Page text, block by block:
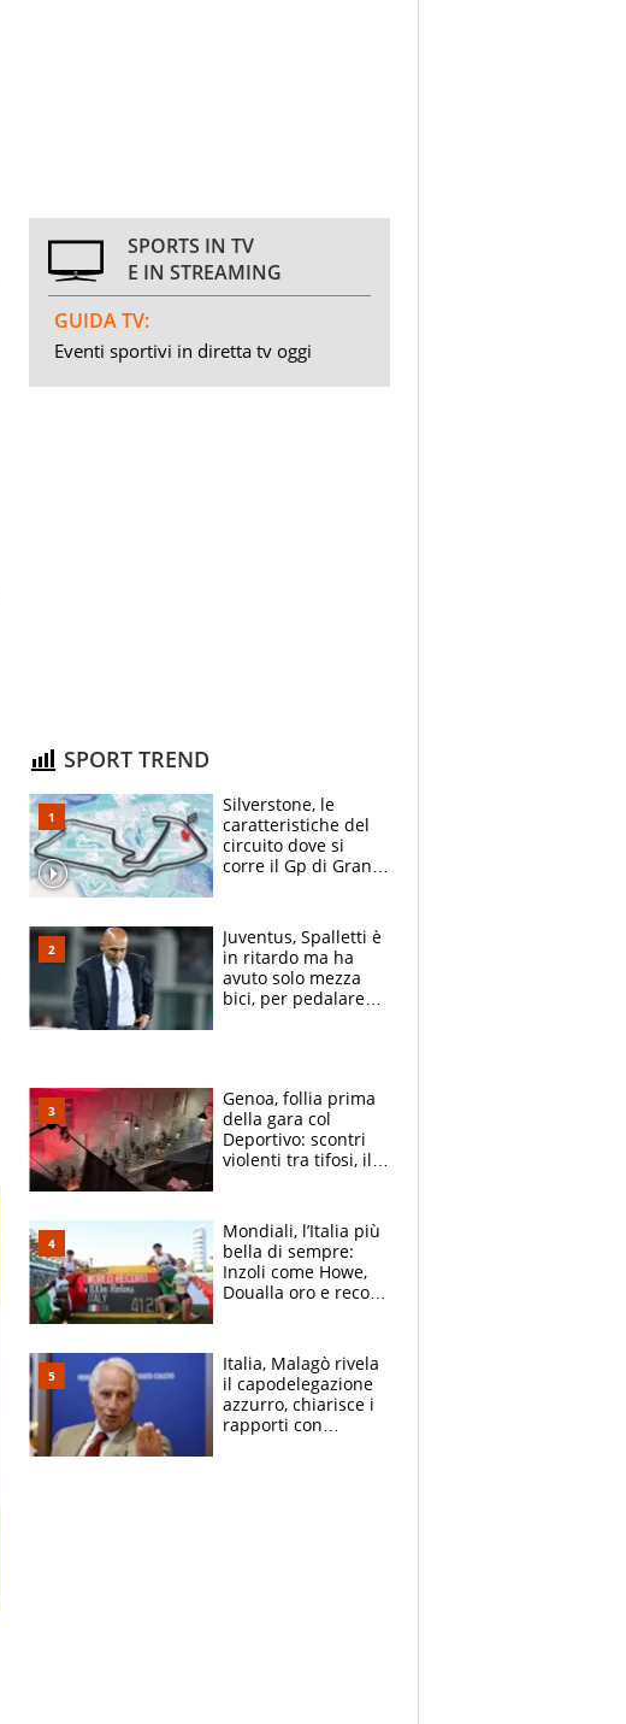
SPORTS IN TV
E IN STREAMING
GUIDA TV:
Eventi sportivi in diretta tv oggi
SPORT TREND
Silverstone, le
caratteristiche del
circuito dove si
corre il Gp di Gran
Juventus, Spalletti è
in ritardo ma ha
avuto solo mezza
bici, per pedalare
Genoa, follia prima
della gara col
Deportivo: scontri
violenti tra tifosi, il
Mondiali, l’Italia più
bella di sempre:
Inzoli come Howe,
Doualla oro e record
Italia, Malagò rivela
il capodelegazione
azzurro, chiarisce i
rapporti con